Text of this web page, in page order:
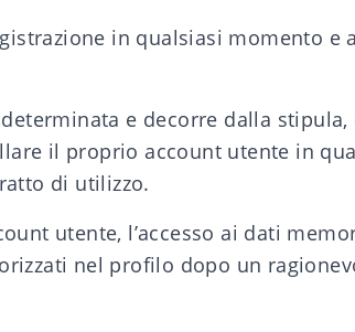
in qualsiasi momento e
e decorre dalla
il proprio account utente in
di utilizzo.
utente, l’accesso ai dati
nel profilo dopo un